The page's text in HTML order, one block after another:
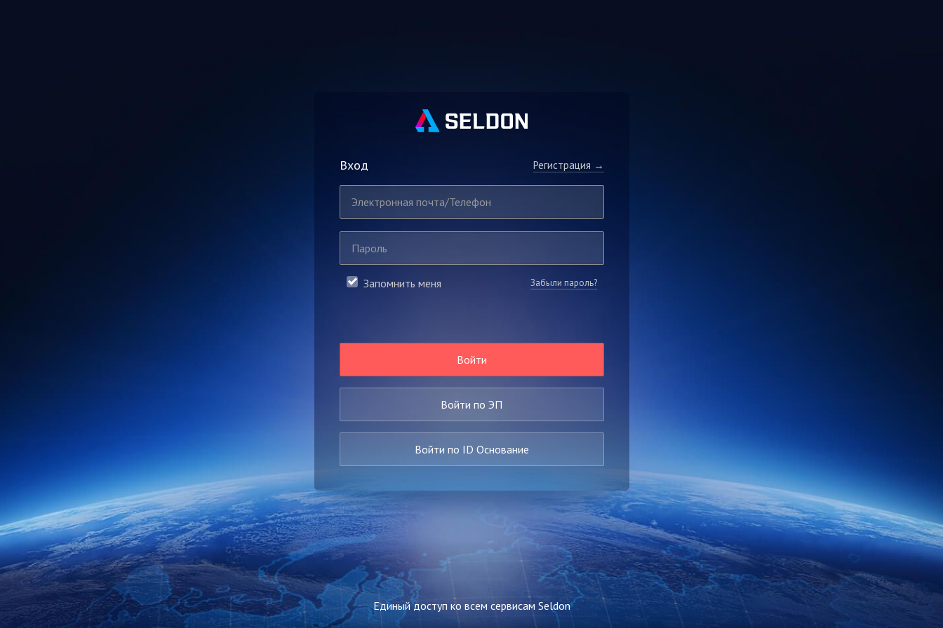
Вход Регистрация →
Запомнить меня Забыли пароль?
Войти
Войти по ЭП
Войти по ID Основание
Единый доступ ко всем сервисам Seldon